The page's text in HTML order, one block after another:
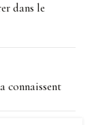
dans le
connaissent